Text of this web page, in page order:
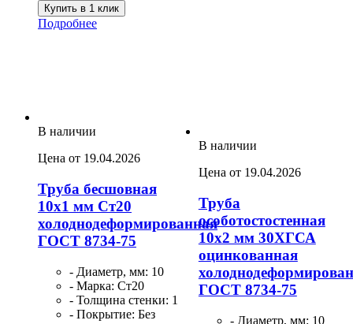
Купить в 1 клик
Подробнее
В наличии
Цена от 19.04.2026
Труба бесшовная
10х1 мм Ст20
холоднодеформированная
ГОСТ 8734-75
- Диаметр, мм: 10
- Марка: Ст20
- Толщина стенки: 1
- Покрытие: Без
В наличии
Цена от 19.04.2026
Труба
особотостостенная
10х2 мм 30ХГСА
оцинкованная
ГОСТ 8734-75
- Диаметр, мм: 10